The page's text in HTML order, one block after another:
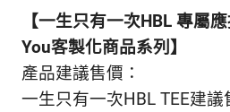
【一生只有一次HBL 專屬
You客製化商品系列】
產品建議售價：
一生只有一次HBL TEE建議